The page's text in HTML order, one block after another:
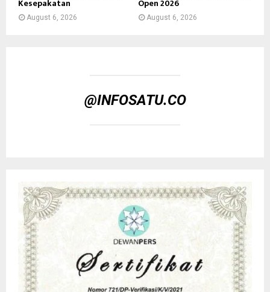
Kesepakatan
August 6, 2026
Open 2026
August 6, 2026
@INFOSATU.CO